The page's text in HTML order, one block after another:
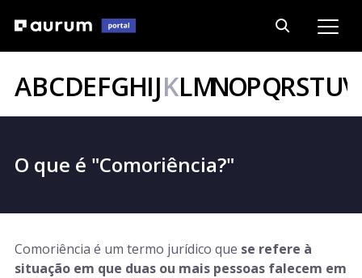
ABCDEFGHIJKLMNOPQRSTUV
O que é "Comoriência?"
Comoriência é um termo jurídico que se refere à
situação em que duas ou mais pessoas falecem em